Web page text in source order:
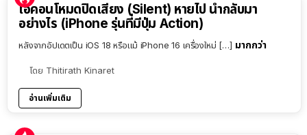
ไอคอนโหมดปิดเสียง (Silent) หายไป นำกลับมา
อย่างไร (iPhone รุ่นที่มีปุ่ม Action)
หลังจากอัปเดตเป็น iOS 18 หรือแม้ iPhone 16 เครื่องใหม่ […] มากกว่า
โดย Thitirath Kinaret
อ่านเพิ่มเติม